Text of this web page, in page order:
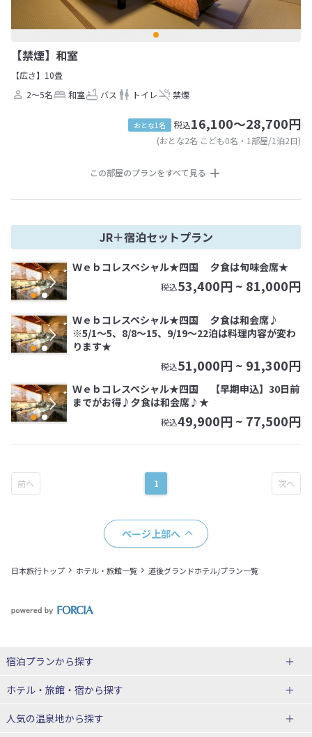
【禁煙】和室
【広さ】10畳
2～5名
和室 バス トイレ 禁煙
おとな1名 税込16,100～28,700円
(おとな2名 こども0名・1部屋/1泊2日)
この部屋のプランをすべて見る
JR＋宿泊セットプラン
Ｗｅｂコレスペシャル★四国 夕食は旬味会席★
税込53,400円 ~ 81,000円
Ｗｅｂコレスペシャル★四国 夕食は和会席♪
※5/1～5、8/8～15、9/19～22泊は料理内容が変わ
ります★
税込51,000円 ~ 91,300円
Ｗｅｂコレスペシャル★四国 【早期申込】30日前
までがお得♪夕食は和会席♪★
税込49,900円 ~ 77,500円
1
ページ上部へ
日本旅行トップ ホテル・旅館一覧 道後グランドホテル/プラン一覧
宿泊プランから探す
北海道
東北
ホテル・旅館・宿から探す
北海道ホテル・旅館
人気の温泉地から探す